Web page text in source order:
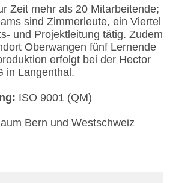
Zeit mehr als 20 Mitarbeitende;
sind Zimmerleute, ein Viertel
und Projektleitung tätig. Zudem
Oberwangen fünf Lernende
erfolgt bei der Hector
in Langenthal.
ISO 9001 (QM)
Bern und Westschweiz